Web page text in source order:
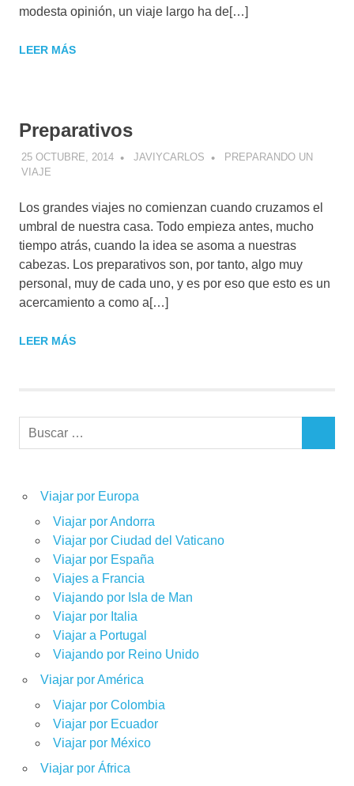
modesta opinión, un viaje largo ha de[…]
LEER MÁS
Preparativos
25 OCTUBRE, 2014 JAVIYCARLOS
PREPARANDO UN
VIAJE
Los grandes viajes no comienzan cuando cruzamos el
umbral de nuestra casa. Todo empieza antes, mucho
tiempo atrás, cuando la idea se asoma a nuestras
cabezas. Los preparativos son, por tanto, algo muy
personal, muy de cada uno, y es por eso que esto es un
acercamiento a como a[…]
LEER MÁS
Buscar:
Viajar por Europa
Viajar por Andorra
Viajar por Ciudad del Vaticano
Viajar por España
Viajes a Francia
Viajando por Isla de Man
Viajar por Italia
Viajar a Portugal
Viajando por Reino Unido
Viajar por América
Viajar por Colombia
Viajar por Ecuador
Viajar por México
Viajar por África